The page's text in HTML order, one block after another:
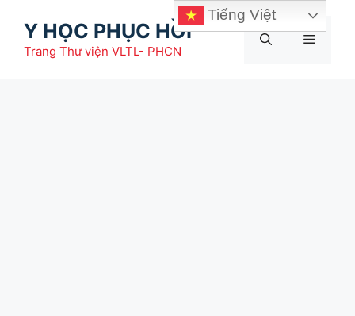
Y HỌC PHỤC HỒI
Trang Thư viện VLTL- PHCN
Menu
Tiếng Việt